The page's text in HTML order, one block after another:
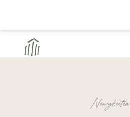
Neuigkeiten